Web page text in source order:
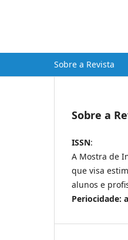
Sobre a Revista
Sobre a
ISSN:
A Mostra de
que visa
alunos e
Periocidade: